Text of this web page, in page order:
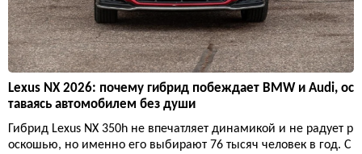
Lexus NX 2026: почему гибрид побеждает BMW и Audi, ос
таваясь автомобилем без души
Гибрид Lexus NX 350h не впечатляет динамикой и не радует р
оскошью, но именно его выбирают 76 тысяч человек в год. С